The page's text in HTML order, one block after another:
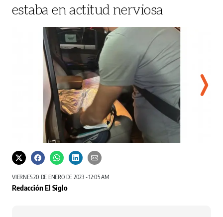
estaba en actitud nerviosa
Las autoridades judiciales realizaron el conteo del dinero
VIERNES 20 DE ENERO DE 2023 - 12:05 AM
Redacción El Siglo